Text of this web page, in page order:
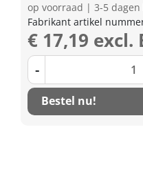
op voorraad | 3-5
Fabrikant artikel
€ 17,19 excl.
-
Bestel nu!